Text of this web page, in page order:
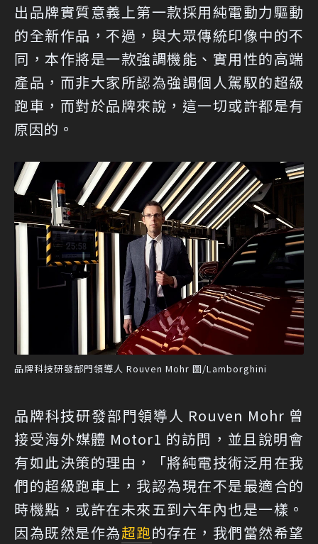
出品牌實質意義上第一款採用純電動力驅動
的全新作品，不過，與大眾傳統印像中的不
同，本作將是一款強調機能、實用性的高端
產品，而非大家所認為強調個人駕馭的超級
跑車，而對於品牌來說，這一切或許都是有
原因的。
品牌科技研發部門領導人 Rouven Mohr 圖/Lamborghini
品牌科技研發部門領導人 Rouven Mohr 曾
接受海外媒體 Motor1 的訪問，並且說明會
有如此決策的理由，「將純電技術泛用在我
們的超級跑車上，我認為現在不是最適合的
時機點，或許在未來五到六年內也是一樣。
因為既然是作為超跑的存在，我們當然希望